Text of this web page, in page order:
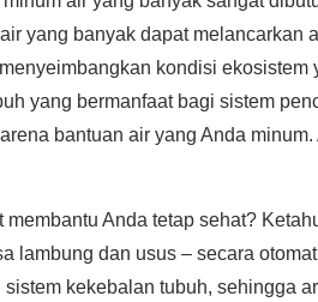
yang banyak dapat melancarkan
kondisi ekosistem
yang bermanfaat bagi sistem
bantuan air yang Anda
Anda tetap sehat?
lambung dan usus – secara
kekebalan tubuh, sehingga